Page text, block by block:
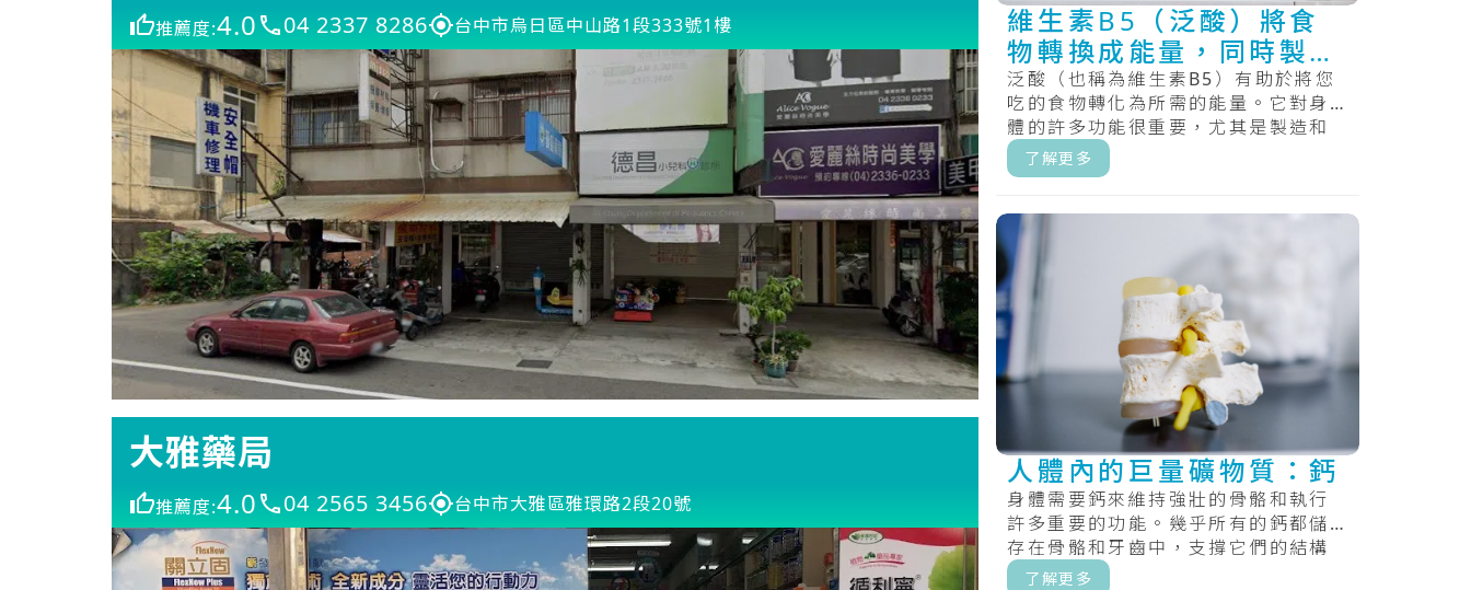
推薦度:4.0 04 2337 8286 台中市烏日區中山路1段333號1樓
大雅藥局
推薦度:4.0 04 2565 3456 台中市大雅區雅環路2段20號
維生素B5（泛酸）將食
物轉換成能量，同時製造
與分解脂肪
泛酸（也稱為維生素B5）有助於將您
吃的食物轉化為所需的能量。它對身
體的許多功能很重要，尤其是製造和
分解脂肪。.....
了解更多
人體內的巨量礦物質：鈣
身體需要鈣來維持強壯的骨骼和執行
許多重要的功能。幾乎所有的鈣都儲
存在骨骼和牙齒中，支撐它們的結構
和硬度。.....
了解更多